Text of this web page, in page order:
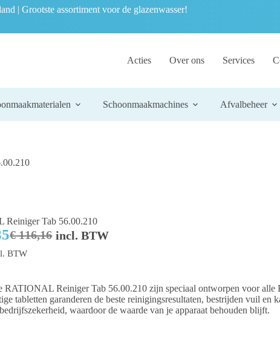
| Grootste assortiment voor de glazenwasser!
Acties Over ons Services
Schoonmaakmachines Afvalbeheer
Reiniger Tab 56.00.210
€116,16 incl. BTW
BTW
RATIONAL Reiniger Tab 56.00.210 zijn speciaal ontworpen voor
tabletten garanderen de beste reinigingsresultaten, bestrijden vuil en
waardoor de waarde van je apparaat behouden blijft.